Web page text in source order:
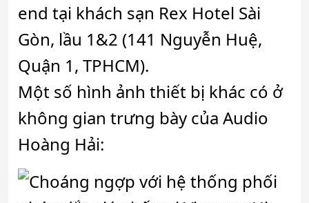
end tại khách sạn Rex Hotel Sài
Gòn, lầu 1&2 (141 Nguyễn Huệ,
Quận 1, TPHCM).
Một số hình ảnh thiết bị khác có ở
không gian trưng bày của Audio
Hoàng Hải: